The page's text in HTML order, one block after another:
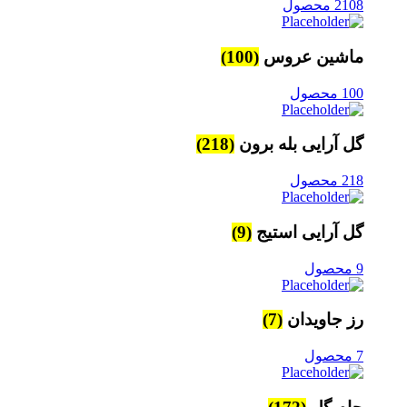
2108 محصول
ماشین عروس (100)
100 محصول
گل آرایی بله برون (218)
218 محصول
گل آرایی استیج (9)
9 محصول
رز جاویدان (7)
7 محصول